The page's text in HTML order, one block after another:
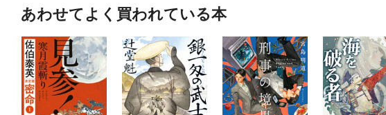
あわせてよく買われている本